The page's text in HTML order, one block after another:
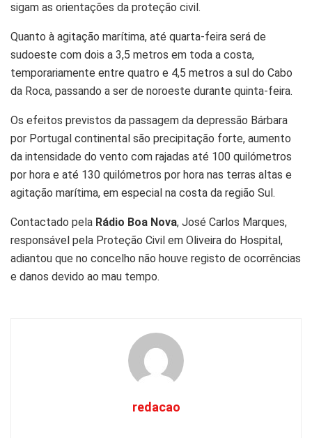
sigam as orientações da proteção civil.
Quanto à agitação marítima, até quarta-feira será de
sudoeste com dois a 3,5 metros em toda a costa,
temporariamente entre quatro e 4,5 metros a sul do Cabo
da Roca, passando a ser de noroeste durante quinta-feira.
Os efeitos previstos da passagem da depressão Bárbara
por Portugal continental são precipitação forte, aumento
da intensidade do vento com rajadas até 100 quilómetros
por hora e até 130 quilómetros por hora nas terras altas e
agitação marítima, em especial na costa da região Sul.
Contactado pela Rádio Boa Nova, José Carlos Marques,
responsável pela Proteção Civil em Oliveira do Hospital,
adiantou que no concelho não houve registo de ocorrências
e danos devido ao mau tempo.
redacao